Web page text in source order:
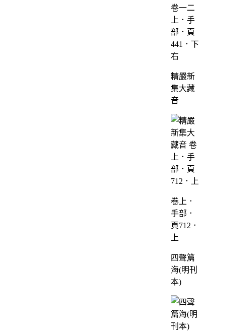
卷一二
上．手
部．頁
441．下
右
精嚴新
集大藏
音
卷上．
手部．
頁712．
上
四聲篇
海(明刊
本)